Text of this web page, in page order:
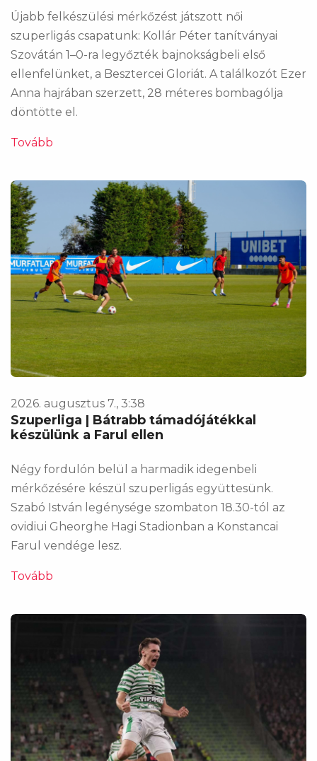
Újabb felkészülési mérkőzést játszott női
szuperligás csapatunk: Kollár Péter tanítványai
Szovátán 1–0-ra legyőzték bajnokságbeli első
ellenfelünket, a Besztercei Gloriát. A találkozót Ezer
Anna hajrában szerzett, 28 méteres bombagólja
döntötte el.
Tovább
2026. augusztus 7., 3:38
Szuperliga | Bátrabb támadójátékkal
készülünk a Farul ellen
Négy fordulón belül a harmadik idegenbeli
mérkőzésére készül szuperligás együttesünk.
Szabó István legénysége szombaton 18.30-tól az
ovidiui Gheorghe Hagi Stadionban a Konstancai
Farul vendége lesz.
Tovább